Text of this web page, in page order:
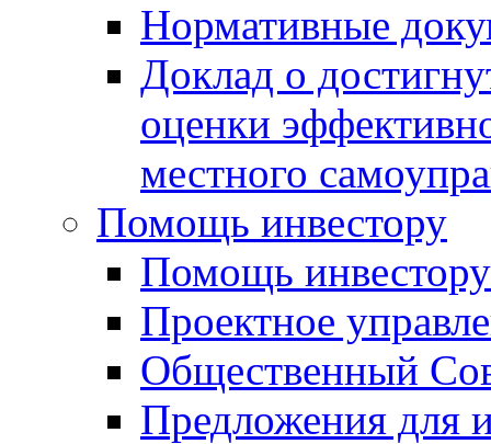
Нормативные
Доклад о
оценки
местного
Помощь инвестору
Помощь инвестору
Проектное
Общественный
Предложения для